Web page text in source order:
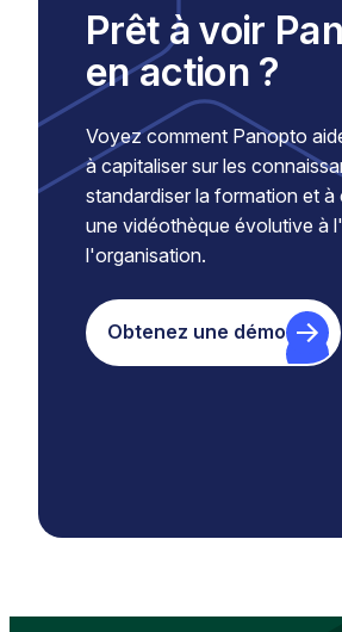
Prêt à voir
en action ?
Voyez comment Panopto
à capitaliser sur les
standardiser la formation et
une vidéothèque évolutive à
l'organisation.
Obtenez une démo